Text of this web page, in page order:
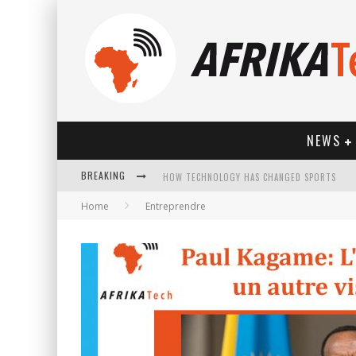
NEWS
BREAKING HOW TECHNOLOGY HAS CHANGED SPORTS
Home Entreprendre